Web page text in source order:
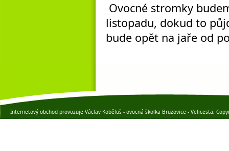
Ovocné stromky
listopadu, dokud to
bude opět na jaře od
Internetový obchod provozuje Václav Koběluš - ovocná školka Bruzovice - Velicesta,